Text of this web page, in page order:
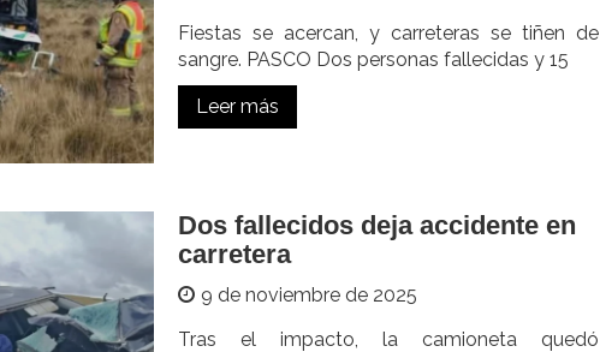
Fiestas se acercan, y carreteras se tiñen de
sangre. PASCO Dos personas fallecidas y 15
Leer más
Dos fallecidos deja accidente en
carretera
9 de noviembre de 2025
Tras el impacto, la camioneta quedó